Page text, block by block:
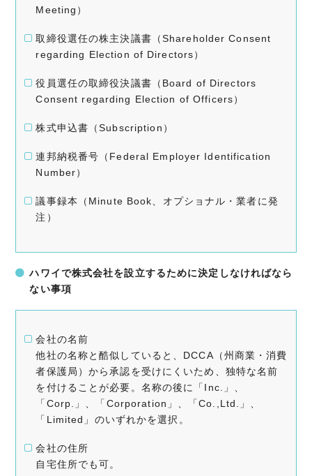
Meeting）
取締役選任の株主決議書（Shareholder Consent
regarding Election of Directors）
役員選任の取締役決議書（Board of Directors
Consent regarding Election of Officers）
株式申込書（Subscription）
連邦納税番号（Federal Employer Identification
Number）
議事録本（Minute Book、オプショナル・業者に発
注）
ハワイで株式会社を設立するために決定しなければなら
ない事項
会社の名前
他社の名称と酷似していると、DCCA（州商業・消費
者保護局）から承認を受けにくいため、独特な名前
を付けることが必要。名称の後に「Inc.」、
「Corp.」、「Corporation」、「Co.,Ltd.」、
「Limited」のいずれかを選択。
会社の住所
自宅住所でも可。